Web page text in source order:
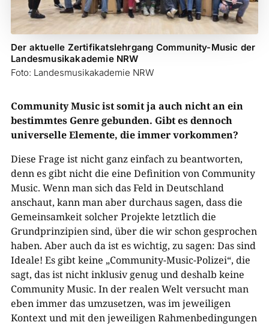
Der aktuelle Zertifikatslehrgang Community-Music der
Landesmusikakademie NRW
Foto: Landesmusikakademie NRW
Community Music ist somit ja auch nicht an ein
bestimmtes Genre gebunden. Gibt es dennoch
universelle Elemente, die immer vorkommen?
Diese Frage ist nicht ganz einfach zu beantworten,
denn es gibt nicht die eine Definition von Community
Music. Wenn man sich das Feld in Deutschland
anschaut, kann man aber durchaus sagen, dass die
Gemeinsamkeit solcher Projekte letztlich die
Grundprinzipien sind, über die wir schon gesprochen
haben. Aber auch da ist es wichtig, zu sagen: Das sind
Ideale! Es gibt keine „Community-Music-Polizei“, die
sagt, das ist nicht inklusiv genug und deshalb keine
Community Music. In der realen Welt versucht man
eben immer das umzusetzen, was im jeweiligen
Kontext und mit den jeweiligen Rahmenbedingungen